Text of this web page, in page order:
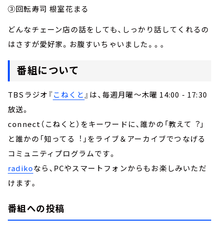
③回転寿司 根室花まる
どんなチェーン店の話をしても、しっかり話してくれるの
はさすが愛好家。お腹すいちゃいました。。。
番組について
TBSラジオ『こねくと』は、毎週月曜～木曜 14:00 - 17:30
放送。
connect（こねくと）をキーワードに、誰かの「教えて︖」
と誰かの「知ってる︕」をライブ＆アーカイブでつなげる
コミュニティプログラムです。
radikoなら、PCやスマートフォンからもお楽しみいただ
けます。
番組への投稿